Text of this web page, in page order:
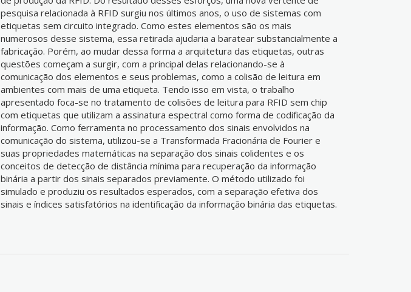
pesquisa relacionada à RFID surgiu nos últimos anos, o uso de sistemas com
etiquetas sem circuito integrado. Como estes elementos são os mais
numerosos desse sistema, essa retirada ajudaria a baratear substancialmente a
fabricação. Porém, ao mudar dessa forma a arquitetura das etiquetas, outras
questões começam a surgir, com a principal delas relacionando-se à
comunicação dos elementos e seus problemas, como a colisão de leitura em
ambientes com mais de uma etiqueta. Tendo isso em vista, o trabalho
apresentado foca-se no tratamento de colisões de leitura para RFID sem chip
com etiquetas que utilizam a assinatura espectral como forma de codificação da
informação. Como ferramenta no processamento dos sinais envolvidos na
comunicação do sistema, utilizou-se a Transformada Fracionária de Fourier e
suas propriedades matemáticas na separação dos sinais colidentes e os
conceitos de detecção de distância mínima para recuperação da informação
binária a partir dos sinais separados previamente. O método utilizado foi
simulado e produziu os resultados esperados, com a separação efetiva dos
sinais e índices satisfatórios na identificação da informação binária das etiquetas.